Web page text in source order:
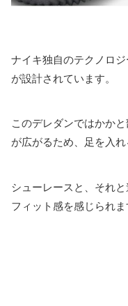
ナイキ独自のテクノロ
が設計されています。
このデレダンではかか
が広がるため、足を入れ
シューレースと、それ
フィット感を感じられま